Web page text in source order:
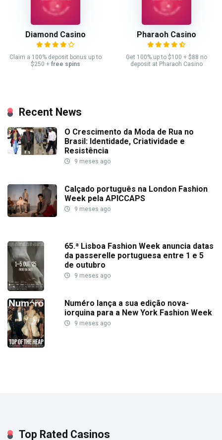
Diamond Casino
Claim a 100% deposit bonus up to
$250 + free spins
Pharaoh Casino
Get 100% up to $100 + $88 no
deposit at Pharaoh Casino
Recent News
O Crescimento da Moda de Rua no
Brasil: Identidade, Criatividade e
Resistência
9 meses ago
Calçado português na London Fashion
Week pela APICCAPS
9 meses ago
65.ª Lisboa Fashion Week anuncia datas
da passerelle portuguesa entre 1 e 5
de outubro
9 meses ago
Numéro lança a sua edição nova-
iorquina para a New York Fashion Week
9 meses ago
Top Rated Casinos